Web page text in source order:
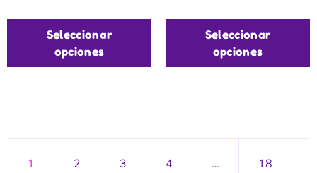
Seleccionar
opciones
Seleccionar
opciones
1 2 3 4 … 18